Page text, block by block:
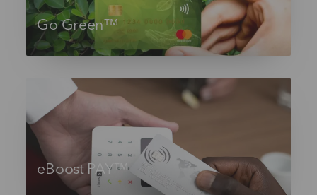
Go Green™
eBoost PAY™